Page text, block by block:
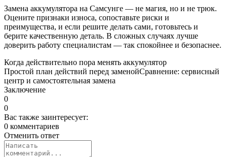
Замена аккумулятора на Самсунге — не магия, но и не трюк.
Оцените признаки износа, сопоставьте риски и
преимущества, и если решите делать сами, готовьтесь и
берите качественную деталь. В сложных случаях лучше
доверить работу специалистам — так спокойнее и безопаснее.
Когда действительно пора менять аккумулятор
Простой план действий перед заменойСравнение: сервисный
центр и самостоятельная замена
Заключение
0
0
Вас также заинтересует:
0 комментариев
Отменить ответ